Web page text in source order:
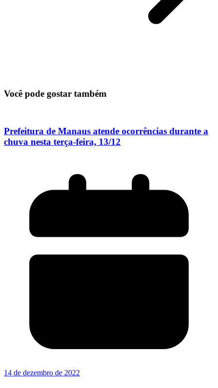
Você pode gostar também
Prefeitura de Manaus atende ocorrências durante a
chuva nesta terça-feira, 13/12
14 de dezembro de 2022